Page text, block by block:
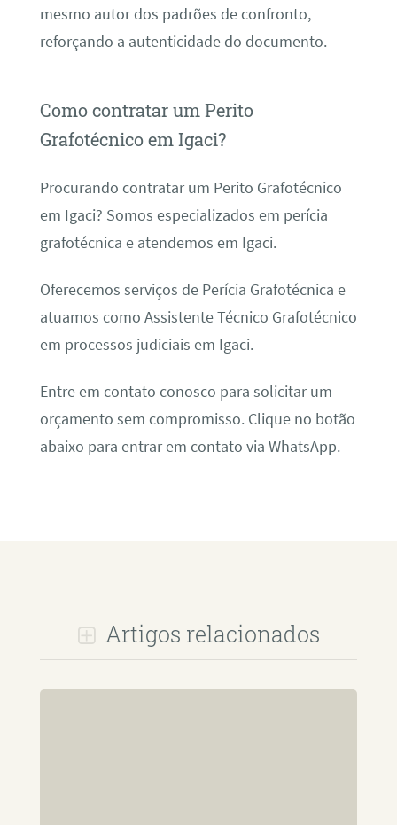
mesmo autor dos padrões de confronto,
reforçando a autenticidade do documento.
Como contratar um Perito
Grafotécnico em Igaci?
Procurando contratar um Perito Grafotécnico
em Igaci? Somos especializados em perícia
grafotécnica e atendemos em Igaci.
Oferecemos serviços de Perícia Grafotécnica e
atuamos como Assistente Técnico Grafotécnico
em processos judiciais em Igaci.
Entre em contato conosco para solicitar um
orçamento sem compromisso. Clique no botão
abaixo para entrar em contato via WhatsApp.
Artigos relacionados